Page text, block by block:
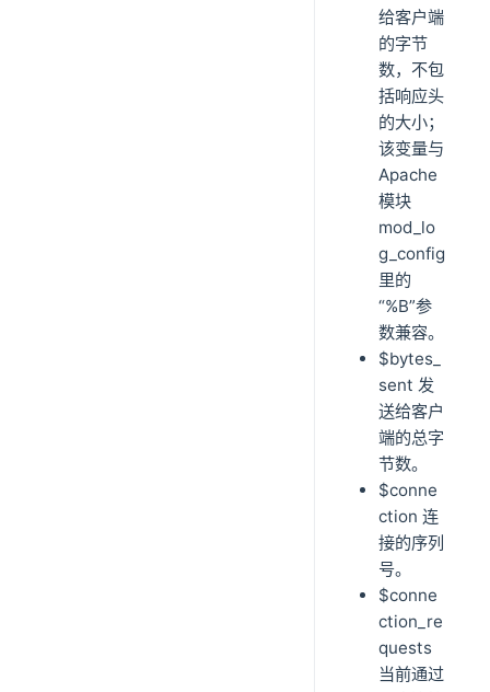
给客户端
的字节
数，不包
括响应头
的大小；
该变量与
Apache
模块
mod_lo
g_config
里的
“%B”参
数兼容。
$bytes_
sent 发
送给客户
端的总字
节数。
$conne
ction 连
接的序列
号。
$conne
ction_re
quests
当前通过